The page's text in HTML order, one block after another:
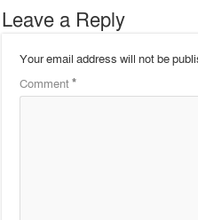
Leave a Reply
Your email address will not be
Comment*